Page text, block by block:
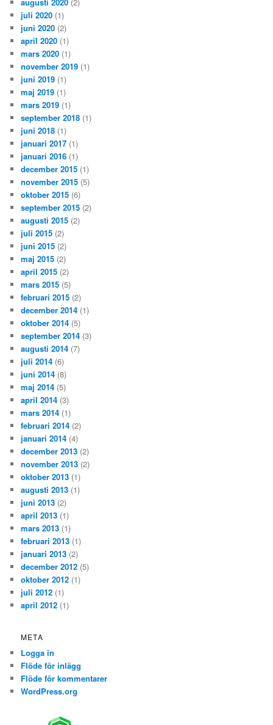
juli 2020 (1)
juni 2020 (2)
april 2020 (1)
mars 2020 (1)
november 2019 (1)
juni 2019 (1)
maj 2019 (1)
mars 2019 (1)
september 2018 (1)
juni 2018 (1)
januari 2017 (1)
januari 2016 (1)
december 2015 (1)
november 2015 (5)
oktober 2015 (6)
september 2015 (2)
augusti 2015 (2)
juli 2015 (2)
juni 2015 (2)
maj 2015 (2)
april 2015 (2)
mars 2015 (5)
februari 2015 (2)
december 2014 (1)
oktober 2014 (5)
september 2014 (3)
augusti 2014 (7)
juli 2014 (6)
juni 2014 (8)
maj 2014 (5)
april 2014 (3)
mars 2014 (1)
februari 2014 (2)
januari 2014 (4)
december 2013 (2)
november 2013 (2)
oktober 2013 (1)
augusti 2013 (1)
juni 2013 (2)
april 2013 (1)
mars 2013 (1)
februari 2013 (1)
januari 2013 (2)
december 2012 (5)
oktober 2012 (1)
juli 2012 (1)
april 2012 (1)
META
Logga in
Flöde för inlägg
Flöde för kommentarer
WordPress.org